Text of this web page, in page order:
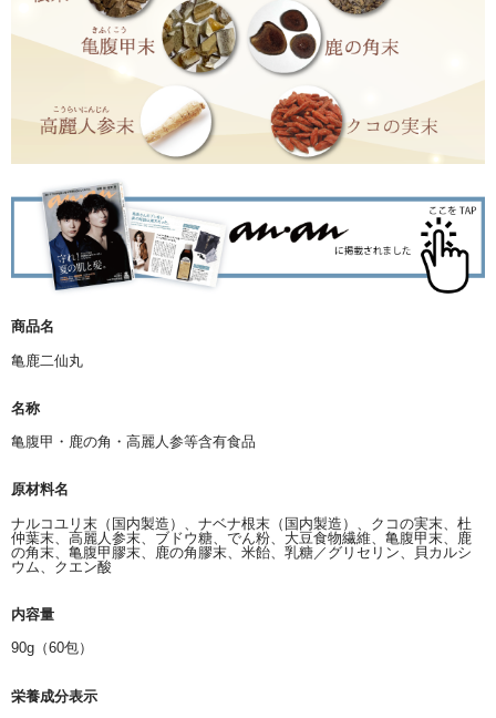
商品名
亀鹿二仙丸
名称
亀腹甲・鹿の角・高麗人参等含有食品
原材料名
ナルコユリ末（国内製造）、ナベナ根末（国内製造）、クコの実末、杜
仲葉末、高麗人参末、ブドウ糖、でん粉、大豆食物繊維、亀腹甲末、鹿
の角末、亀腹甲膠末、鹿の角膠末、米飴、乳糖／グリセリン、貝カルシ
ウム、クエン酸
内容量
90g（60包）
栄養成分表示